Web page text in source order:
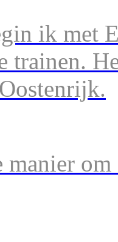
ik met
trainen.
manier